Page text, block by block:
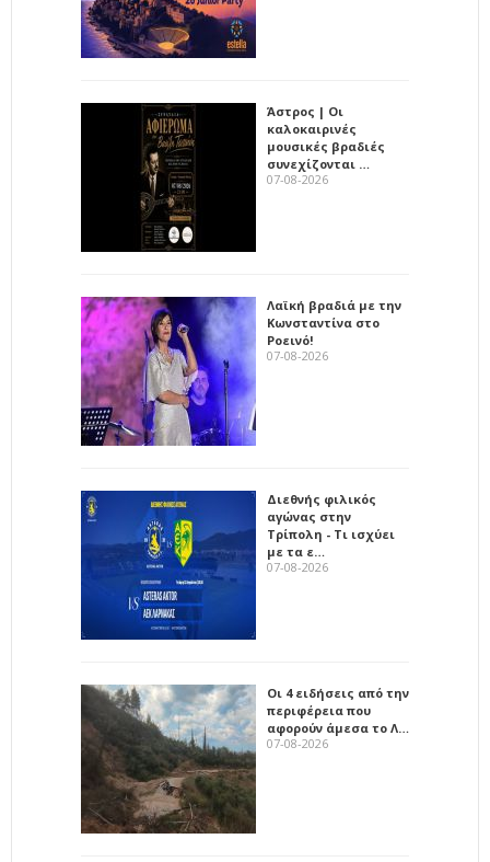
Άστρος | Οι
καλοκαιρινές
μουσικές βραδιές
συνεχίζονται …
07-08-2026
Λαϊκή βραδιά με την
Κωνσταντίνα στο
Ροεινό!
07-08-2026
Διεθνής φιλικός
αγώνας στην
Τρίπολη - Τι ισχύει
με τα ε…
07-08-2026
Οι 4 ειδήσεις από την
περιφέρεια που
αφορούν άμεσα το Λ…
07-08-2026